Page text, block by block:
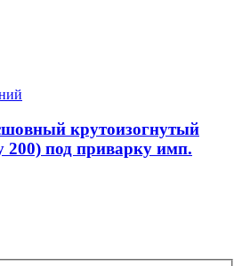
крутоизогнутый
200) под приварку имп.